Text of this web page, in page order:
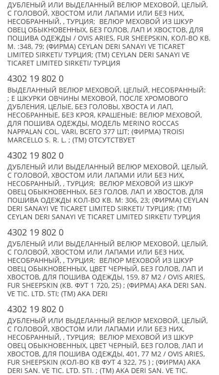
ДУБЛЕНЫЙ ИЛИ ВЫДЕЛАННЫЙ ВЕЛЮР МЕХОВОЙ, ЦЕЛЫЙ,
С ГОЛОВОЙ, ХВОСТОМ ИЛИ ЛАПАМИ ИЛИ БЕЗ НИХ,
НЕСОБРАННЫЙ, , ТУРЦИЯ; ВЕЛЮР МЕХОВОЙ ИЗ ШКУР
ОВЕЦ ОБЫКНОВЕННЫХ, БЕЗ ГОЛОВ, ЛАП И ХВОСТОВ, ДЛЯ
ПОШИВА ОДЕЖДЫ / OVIS ARIES, FUR SHEEPSKIN, КОЛ-ВО КВ.
М. :348, 79; (ФИРМА) CЕYLAN DERI SANAYI VE TICARET
LIMITED SIRKETI/ ТУРЦИЯ; (TM) CЕYLAN DERI SANAYI VE
TICARET LIMITED SIRKETI/ ТУРЦИЯ
4302 19 802 0
ВЫДЕЛАННЫЙ ВЕЛЮР МЕХОВОЙ, ЦЕЛЫЙ, НЕСОБРАННЫЙ:
; Е ШКУРКИ ОВЧИНЫ МЕХОВОЙ, ПОСЛЕ ХРОМОВОГО
ДУБЛЕНИЯ, ЦЕЛЫЕ, БЕЗ ГОЛОВЫ, ХВОСТА И ЛАП,
НЕСОБРАННЫЕ, БЕЗ КРОЯ, КРАШЕНЫЕ: ВЕЛЮР МЕХОВОЙ,
ДЛЯ ПОШИВА ОДЕЖДЫ, МОДЕЛЬ MERINO ROCCAS
NAPPALAN COL. VARI, ВСЕГО 377 ШТ; (ФИРМА) TROISI
MARCELLO S. R. L. ; (TM) ОТСУТСТВУЕТ
4302 19 802 0
ДУБЛЕНЫЙ ИЛИ ВЫДЕЛАННЫЙ ВЕЛЮР МЕХОВОЙ, ЦЕЛЫЙ,
С ГОЛОВОЙ, ХВОСТОМ ИЛИ ЛАПАМИ ИЛИ БЕЗ НИХ,
НЕСОБРАННЫЙ, , ТУРЦИЯ; ВЕЛЮР МЕХОВОЙ ИЗ ШКУР
ОВЕЦ ОБЫКНОВЕННЫХ, БЕЗ ГОЛОВ, ЛАП И ХВОСТОВ, ДЛЯ
ПОШИВА ОДЕЖДЫ КОЛ-ВО КВ. М: 306, 23; (ФИРМА) CЕYLAN
DERI SANAYI VE TICARET LIMITED SIRKETI/ ТУРЦИЯ; (TM)
CЕYLAN DERI SANAYI VE TICARET LIMITED SIRKETI/ ТУРЦИЯ
4302 19 802 0
ДУБЛЕНЫЙ ИЛИ ВЫДЕЛАННЫЙ ВЕЛЮР МЕХОВОЙ, ЦЕЛЫЙ,
С ГОЛОВОЙ, ХВОСТОМ ИЛИ ЛАПАМИ ИЛИ БЕЗ НИХ,
НЕСОБРАННЫЙ, , ТУРЦИЯ; ВЕЛЮР МЕХОВОЙ ИЗ ШКУР
ОВЕЦ ОБЫКНОВЕННЫХ, ЦВЕТ ЧЕРНЫЙ, БЕЗ ГОЛОВ, ЛАП И
ХВОСТОВ, ДЛЯ ПОШИВА ОДЕЖДЫ, 159, 87 M2 / OVIS ARIES,
FUR SHEEPSKIN (КВ. ФУТ 1 720, 25) ; (ФИРМА) AKA DERI SAN.
VE TIC. LTD. STI; (TM) AKA DERI
4302 19 802 0
ДУБЛЕНЫЙ ИЛИ ВЫДЕЛАННЫЙ ВЕЛЮР МЕХОВОЙ, ЦЕЛЫЙ,
С ГОЛОВОЙ, ХВОСТОМ ИЛИ ЛАПАМИ ИЛИ БЕЗ НИХ,
НЕСОБРАННЫЙ, , ТУРЦИЯ; ВЕЛЮР МЕХОВОЙ ИЗ ШКУР
ОВЕЦ ОБЫКНОВЕННЫХ, ЦВЕТ ЧЕРНЫЙ, БЕЗ ГОЛОВ, ЛАП И
ХВОСТОВ, ДЛЯ ПОШИВА ОДЕЖДЫ, 401, 77 M2 / OVIS ARIES,
FUR SHEEPSKIN (КОЛ-ВО КВ ФУТ 4 322, 75 ) ; (ФИРМА) AKA
DERI SAN. VE TIC. LTD. STI. ; (TM) AKA DERI SAN. VE TIC.